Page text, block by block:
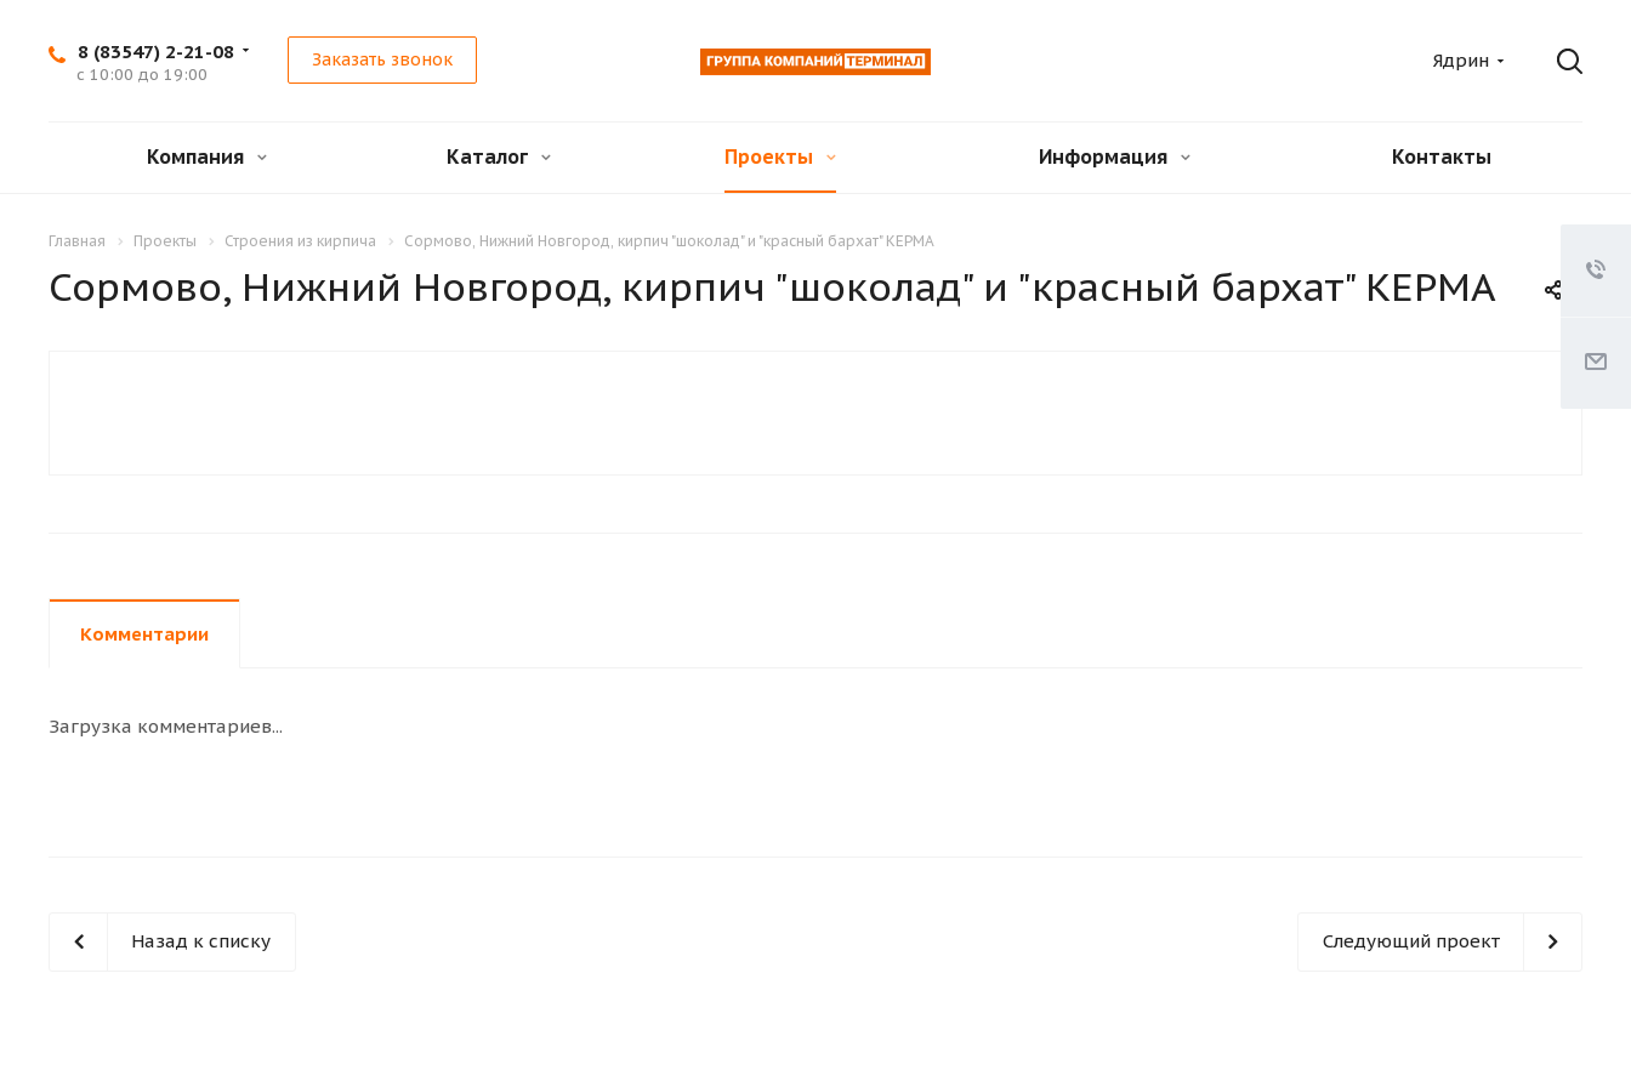
8 (83547) 2-21-08
с 10:00 до 19:00
Заказать звонок Ядрин
Компания Каталог Проекты Информация Контакты
Главная Проекты Строения из кирпича Сормово, Нижний Новгород, кирпич "шоколад" и "красный бархат" КЕРМА
Сормово, Нижний Новгород, кирпич "шоколад" и "красный бархат" КЕРМА
Комментарии
Загрузка комментариев...
Назад к списку Следующий проект